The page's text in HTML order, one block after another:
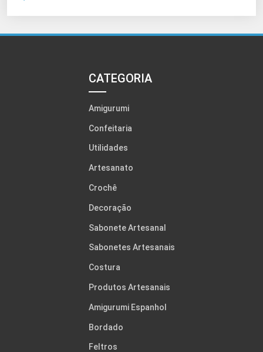
CATEGORIA
Amigurumi
Confeitaria
Utilidades
Artesanato
Crochê
Decoração
Sabonete Artesanal
Sabonetes Artesanais
Costura
Produtos Artesanais
Amigurumi Espanhol
Bordado
Feltros